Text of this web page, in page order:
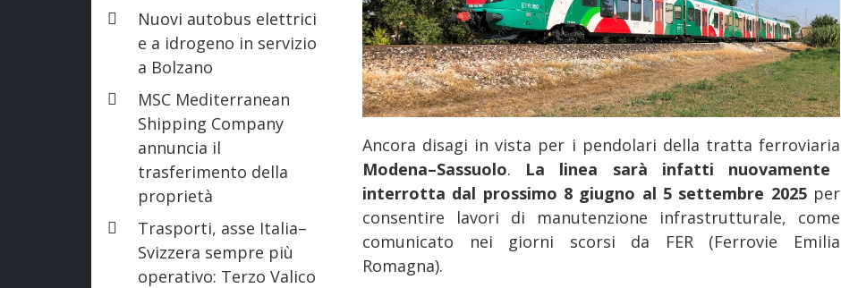
Nuovi autobus elettrici
e a idrogeno in servizio
a Bolzano
MSC Mediterranean
Shipping Company
annuncia il
trasferimento della
proprietà
Trasporti, asse Italia–
Svizzera sempre più
operativo: Terzo Valico
Ancora disagi in vista per i pendolari della tratta ferroviaria
Modena–Sassuolo. La linea sarà infatti nuovamente
interrotta dal prossimo 8 giugno al 5 settembre 2025 per
consentire lavori di manutenzione infrastrutturale, come
comunicato nei giorni scorsi da FER (Ferrovie Emilia
Romagna).